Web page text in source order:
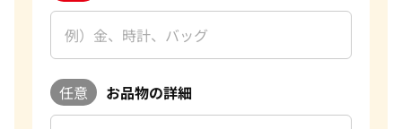
任意 お品物の詳細